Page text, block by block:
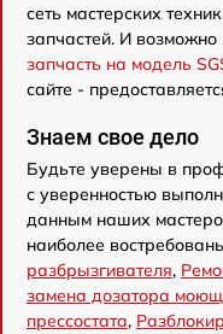
сеть мастерских
запчастей. И
запчасть на модель
сайте -
Знаем свое дело
Будьте уверены в
с уверенностью
данным наших
наиболее
разбрызгивателя,
замена дозатора
прессостата,